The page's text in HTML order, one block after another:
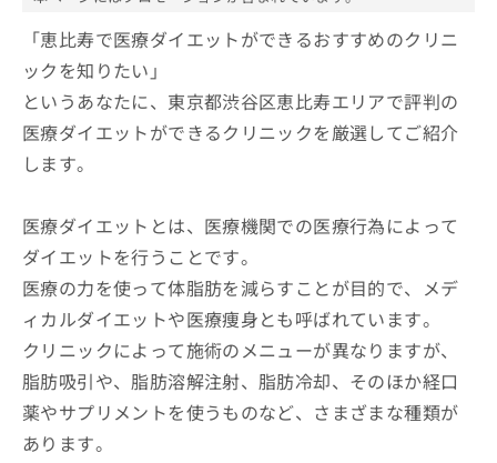
「恵比寿で医療ダイエットができるおすすめのクリニ
ックを知りたい」
というあなたに、東京都渋谷区恵比寿エリアで評判の
医療ダイエットができるクリニックを厳選してご紹介
します。
医療ダイエットとは、医療機関での医療行為によって
ダイエットを行うことです。
医療の力を使って体脂肪を減らすことが目的で、メデ
ィカルダイエットや医療痩身とも呼ばれています。
クリニックによって施術のメニューが異なりますが、
脂肪吸引や、脂肪溶解注射、脂肪冷却、そのほか経口
薬やサプリメントを使うものなど、さまざまな種類が
あります。
す
お
問
い
合
わ
は
こ
ち
ら
こち
らは
マイ
ナビ
クリ
ニッ
クナ
ビサ
広
出
稿
の
問
合
わ
せ
は
ち
ら
資
料
の
広
代
理
店
の
方
こ
ち
ら
広
告
出
稿
の
お
出